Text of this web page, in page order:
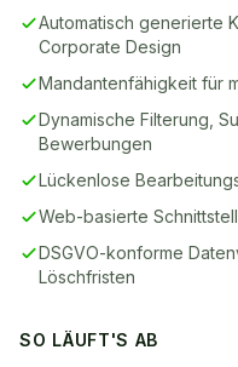
Automatisch generierte
Corporate Design
Mandantenfähigkeit für
Dynamische Filterung,
Bewerbungen
Lückenlose
Web-basierte
DSGVO-konforme
Löschfristen
SO LÄUFT'S AB